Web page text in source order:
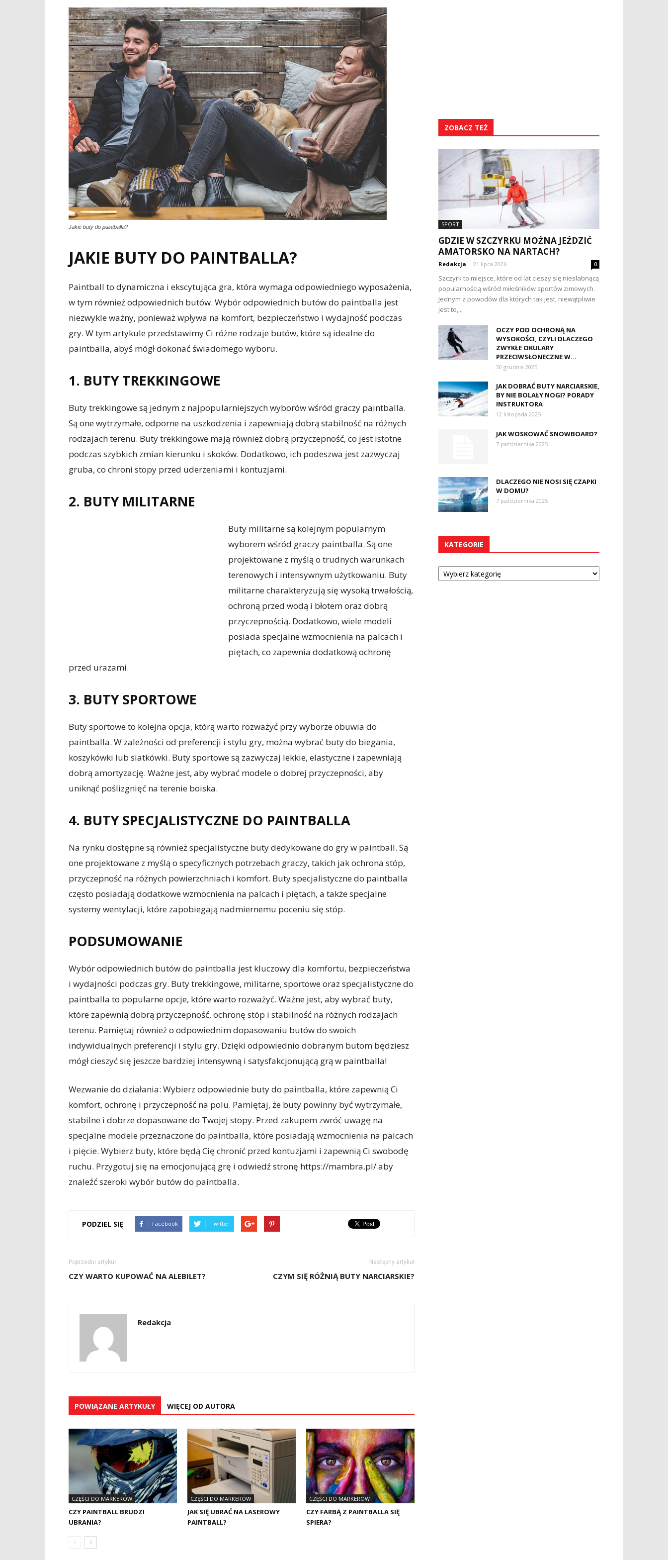
Jakie buty do paintballa?
JAKIE BUTY DO PAINTBALLA?
Paintball to dynamiczna i ekscytująca gra, która wymaga odpowiedniego wyposażenia,
w tym również odpowiednich butów. Wybór odpowiednich butów do paintballa jest
niezwykle ważny, ponieważ wpływa na komfort, bezpieczeństwo i wydajność podczas
gry. W tym artykule przedstawimy Ci różne rodzaje butów, które są idealne do
paintballa, abyś mógł dokonać świadomego wyboru.
1. BUTY TREKKINGOWE
Buty trekkingowe są jednym z najpopularniejszych wyborów wśród graczy paintballa.
Są one wytrzymałe, odporne na uszkodzenia i zapewniają dobrą stabilność na różnych
rodzajach terenu. Buty trekkingowe mają również dobrą przyczepność, co jest istotne
podczas szybkich zmian kierunku i skoków. Dodatkowo, ich podeszwa jest zazwyczaj
gruba, co chroni stopy przed uderzeniami i kontuzjami.
2. BUTY MILITARNE
Buty militarne są kolejnym popularnym
wyborem wśród graczy paintballa. Są one
projektowane z myślą o trudnych warunkach
terenowych i intensywnym użytkowaniu. Buty
militarne charakteryzują się wysoką trwałością,
ochroną przed wodą i błotem oraz dobrą
przyczepnością. Dodatkowo, wiele modeli
posiada specjalne wzmocnienia na palcach i
piętach, co zapewnia dodatkową ochronę
przed urazami.
3. BUTY SPORTOWE
Buty sportowe to kolejna opcja, którą warto rozważyć przy wyborze obuwia do
paintballa. W zależności od preferencji i stylu gry, można wybrać buty do biegania,
koszykówki lub siatkówki. Buty sportowe są zazwyczaj lekkie, elastyczne i zapewniają
dobrą amortyzację. Ważne jest, aby wybrać modele o dobrej przyczepności, aby
uniknąć poślizgnięć na terenie boiska.
4. BUTY SPECJALISTYCZNE DO PAINTBALLA
Na rynku dostępne są również specjalistyczne buty dedykowane do gry w paintball. Są
one projektowane z myślą o specyficznych potrzebach graczy, takich jak ochrona stóp,
przyczepność na różnych powierzchniach i komfort. Buty specjalistyczne do paintballa
często posiadają dodatkowe wzmocnienia na palcach i piętach, a także specjalne
systemy wentylacji, które zapobiegają nadmiernemu poceniu się stóp.
PODSUMOWANIE
Wybór odpowiednich butów do paintballa jest kluczowy dla komfortu, bezpieczeństwa
i wydajności podczas gry. Buty trekkingowe, militarne, sportowe oraz specjalistyczne do
paintballa to popularne opcje, które warto rozważyć. Ważne jest, aby wybrać buty,
które zapewnią dobrą przyczepność, ochronę stóp i stabilność na różnych rodzajach
terenu. Pamiętaj również o odpowiednim dopasowaniu butów do swoich
indywidualnych preferencji i stylu gry. Dzięki odpowiednio dobranym butom będziesz
mógł cieszyć się jeszcze bardziej intensywną i satysfakcjonującą grą w paintballa!
Wezwanie do działania: Wybierz odpowiednie buty do paintballa, które zapewnią Ci
komfort, ochronę i przyczepność na polu. Pamiętaj, że buty powinny być wytrzymałe,
stabilne i dobrze dopasowane do Twojej stopy. Przed zakupem zwróć uwagę na
specjalne modele przeznaczone do paintballa, które posiadają wzmocnienia na palcach
i pięcie. Wybierz buty, które będą Cię chronić przed kontuzjami i zapewnią Ci swobodę
ruchu. Przygotuj się na emocjonującą grę i odwiedź stronę https://mambra.pl/ aby
znaleźć szeroki wybór butów do paintballa.
PODZIEL SIĘ Facebook Twitter
Poprzedni artykuł
CZY WARTO KUPOWAĆ NA ALEBILET?
Następny artykuł
CZYM SIĘ RÓŻNIĄ BUTY NARCIARSKIE?
Redakcja
POWIĄZANE ARTYKUŁY WIĘCEJ OD AUTORA
CZĘŚCI DO MARKERÓW
CZY PAINTBALL BRUDZI
UBRANIA?
CZĘŚCI DO MARKERÓW
JAK SIĘ UBRAĆ NA LASEROWY
PAINTBALL?
CZĘŚCI DO MARKERÓW
CZY FARBĄ Z PAINTBALLA SIĘ
SPIERA?
ZOBACZ TEŻ
SPORT
GDZIE W SZCZYRKU MOŻNA JEŹDZIĆ
AMATORSKO NA NARTACH?
Redakcja - 21 lipca 2026 0
Szczyrk to miejsce, które od lat cieszy się niesłabnącą
popularnością wśród miłośników sportów zimowych.
Jednym z powodów dla których tak jest, niewątpliwie
jest to,...
OCZY POD OCHRONĄ NA
WYSOKOŚCI, CZYLI DLACZEGO
ZWYKŁE OKULARY
PRZECIWSŁONECZNE W...
30 grudnia 2025
JAK DOBRAĆ BUTY NARCIARSKIE,
BY NIE BOLAŁY NOGI? PORADY
INSTRUKTORA
12 listopada 2025
JAK WOSKOWAĆ SNOWBOARD?
7 października 2025
DLACZEGO NIE NOSI SIĘ CZAPKI
W DOMU?
7 października 2025
KATEGORIE
Kategorie